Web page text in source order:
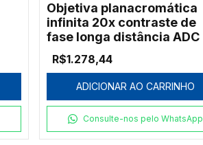
Objetiva planacromática
infinita 20x contraste de
fase longa distância ADC
R$1.278,44
ADICIONAR AO CARRINHO
Consulte-nos pelo WhatsApp